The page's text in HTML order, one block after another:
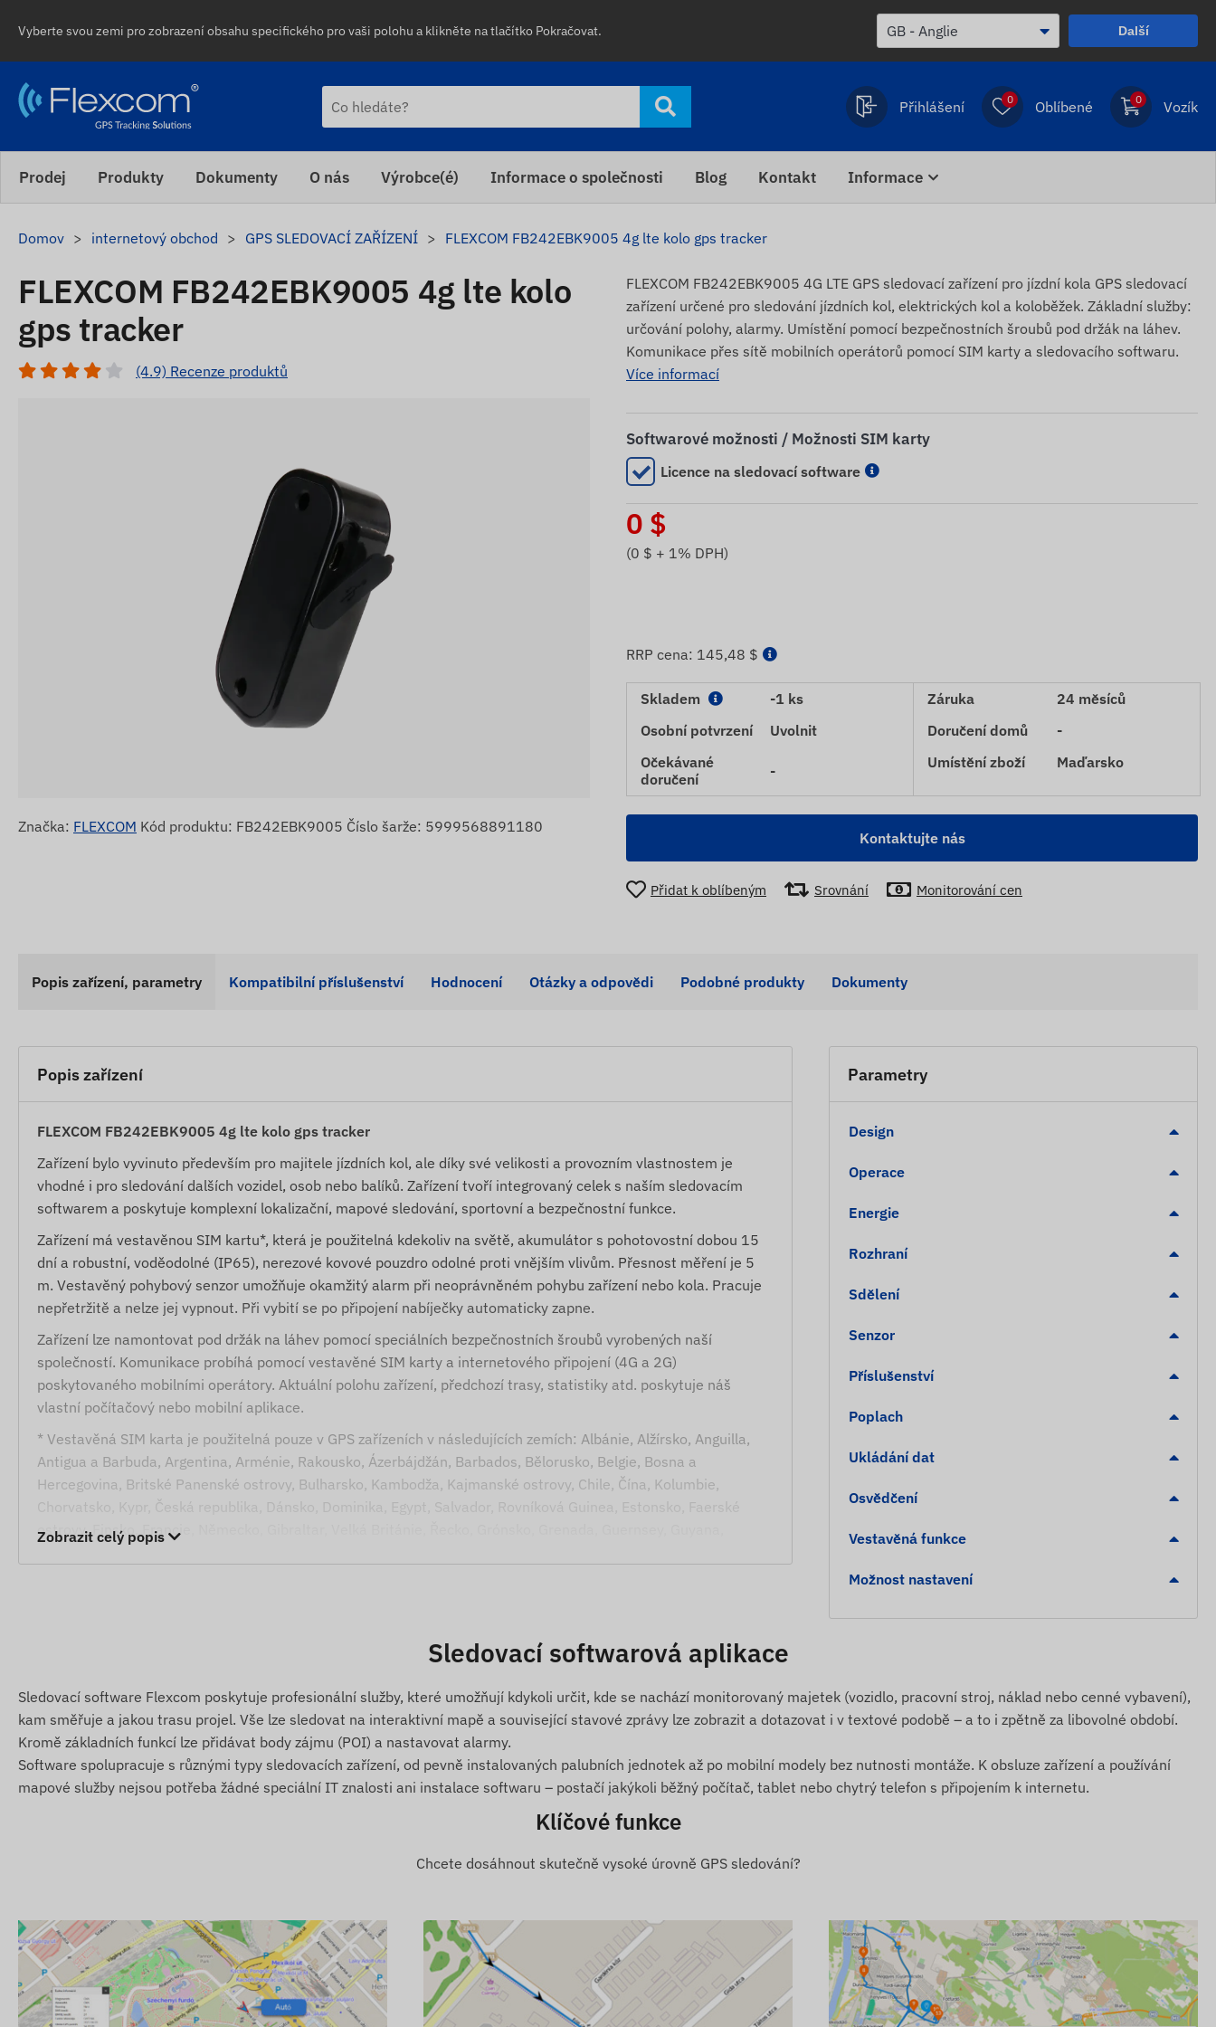
Vyberte svou zemi pro zobrazení obsahu specifického pro vaši polohu a klikněte na tlačítko Pokračovat. Další
Přihlášení 0 Oblíbené 0 Vozík
Prodej Produkty Dokumenty O nás Výrobce(é) Informace o společnosti Blog Kontakt Informace
Domov internetový obchod GPS SLEDOVACÍ ZAŘÍZENÍ FLEXCOM FB242EBK9005 4g lte kolo gps tracker
FLEXCOM FB242EBK9005 4g lte kolo
gps tracker
(4.9) Recenze produktů
Značka: FLEXCOM Kód produktu: FB242EBK9005 Číslo šarže: 5999568891180
FLEXCOM FB242EBK9005 4G LTE GPS sledovací zařízení pro jízdní kola GPS sledovací
zařízení určené pro sledování jízdních kol, elektrických kol a koloběžek. Základní služby:
určování polohy, alarmy. Umístění pomocí bezpečnostních šroubů pod držák na láhev.
Komunikace přes sítě mobilních operátorů pomocí SIM karty a sledovacího softwaru.
Více informací
Softwarové možnosti / Možnosti SIM karty
Licence na sledovací software
0 $
(0 $ + 1% DPH)
RRP cena: 145,48 $
Skladem
-1 ks
Osobní potvrzení
Uvolnit
Očekávané
doručení
-
Záruka
24 měsíců
Doručení domů
-
Umístění zboží
Maďarsko
Kontaktujte nás
Přidat k oblíbeným Srovnání Monitorování cen
Popis zařízení, parametry Kompatibilní příslušenství Hodnocení Otázky a odpovědi Podobné produkty Dokumenty
Popis zařízení
FLEXCOM FB242EBK9005 4g lte kolo gps tracker
Zařízení bylo vyvinuto především pro majitele jízdních kol, ale díky své velikosti a provozním vlastnostem je
vhodné i pro sledování dalších vozidel, osob nebo balíků. Zařízení tvoří integrovaný celek s naším sledovacím
softwarem a poskytuje komplexní lokalizační, mapové sledování, sportovní a bezpečnostní funkce.
Zařízení má vestavěnou SIM kartu*, která je použitelná kdekoliv na světě, akumulátor s pohotovostní dobou 15
dní a robustní, voděodolné (IP65), nerezové kovové pouzdro odolné proti vnějším vlivům. Přesnost měření je 5
m. Vestavěný pohybový senzor umožňuje okamžitý alarm při neoprávněném pohybu zařízení nebo kola. Pracuje
nepřetržitě a nelze jej vypnout. Při vybití se po připojení nabíječky automaticky zapne.
Zařízení lze namontovat pod držák na láhev pomocí speciálních bezpečnostních šroubů vyrobených naší
společností. Komunikace probíhá pomocí vestavěné SIM karty a internetového připojení (4G a 2G)
poskytovaného mobilními operátory. Aktuální polohu zařízení, předchozí trasy, statistiky atd. poskytuje náš
vlastní počítačový nebo mobilní aplikace.
* Vestavěná SIM karta je použitelná pouze v GPS zařízeních v následujících zemích: Albánie, Alžírsko, Anguilla,
Antigua a Barbuda, Argentina, Arménie, Rakousko, Ázerbájdžán, Barbados, Bělorusko, Belgie, Bosna a
Hercegovina, Britské Panenské ostrovy, Bulharsko, Kambodža, Kajmanské ostrovy, Chile, Čína, Kolumbie,
Chorvatsko, Kypr, Česká republika, Dánsko, Dominika, Egypt, Salvador, Rovníková Guinea, Estonsko, Faerské
ostrovy, Finsko, Francie, Německo, Gibraltar, Velká Británie, Řecko, Grónsko, Grenada, Guernsey, Guyana,
a Grenadiny, Srbsko, Slovensko, Slovinsko, Jižní Afrika, Španělsko, Srí Lanka, Švédsko, Švýcarsko, Thajsko,
Tunisko, Turecko, Turks a Caicos, Ukrajina, Spojené arabské emiráty, USA, Vietnam a Hongkong.
Služby, vlastnosti
Spolupráce s více satelitními systémy (GPS, GLONASS, GALILEO, BEIDOU)
Komunikace mezi zařízením a jeho vlastníkem prostřednictvím sítí GSM 2G a 4G pomocí mikro SIM karty
Nastavení provozu, dotaz na polohu prostřednictvím softwaru
Vestavěný akcelerometr, gyroskop
Vestavěný akumulátor s pohotovostní dobou 15 dní
Vestavěná vysoce citlivá GNSS anténa
LED displeje pro kontrolu provozu
Zobrazit celý popis
Parametry
Design
Operace
Energie
Rozhraní
Sdělení
Senzor
Příslušenství
Poplach
Ukládání dat
Osvědčení
Vestavěná funkce
Možnost nastavení
Sledovací softwarová aplikace
Sledovací software Flexcom poskytuje profesionální služby, které umožňují kdykoli určit, kde se nachází monitorovaný majetek (vozidlo, pracovní stroj, náklad nebo cenné vybavení),
kam směřuje a jakou trasu projel. Vše lze sledovat na interaktivní mapě a související stavové zprávy lze zobrazit a dotazovat i v textové podobě – a to i zpětně za libovolné období.
Kromě základních funkcí lze přidávat body zájmu (POI) a nastavovat alarmy.
Software spolupracuje s různými typy sledovacích zařízení, od pevně instalovaných palubních jednotek až po mobilní modely bez nutnosti montáže. K obsluze zařízení a používání
mapové služby nejsou potřeba žádné speciální IT znalosti ani instalace softwaru – postačí jakýkoli běžný počítač, tablet nebo chytrý telefon s připojením k internetu.
Klíčové funkce
Chcete dosáhnout skutečně vysoké úrovně GPS sledování?